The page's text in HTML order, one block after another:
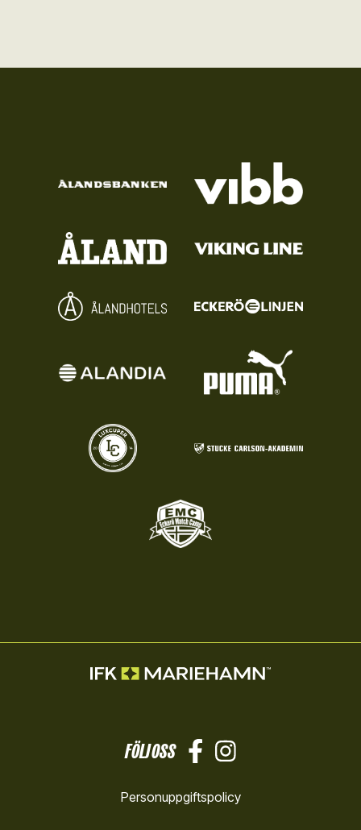
FÖLJ OSS
Personuppgiftspolicy